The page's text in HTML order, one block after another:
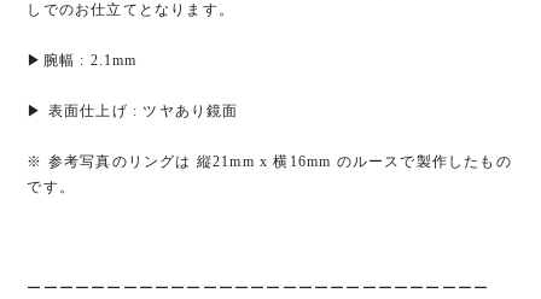
しでのお仕立てとなります。
▶︎腕幅 : 2.1mm
▶︎ 表面仕上げ : ツヤあり鏡面
※ 参考写真のリングは 縦21mm x 横16mm のルースで製作したもの
です。
ーーーーーーーーーーーーーーーーーーーーーーーーーーーーー